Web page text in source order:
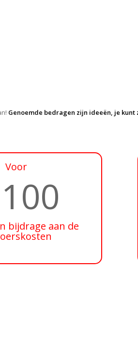
Genoemde bedragen zijn ideeën, je
Voor
bijdrage aan de